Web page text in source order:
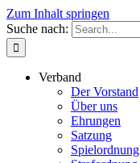
Zum Inhalt springen
Suche nach:
Verband
Der Vorstand
Über uns
Ehrungen
Satzung
Spielordnung